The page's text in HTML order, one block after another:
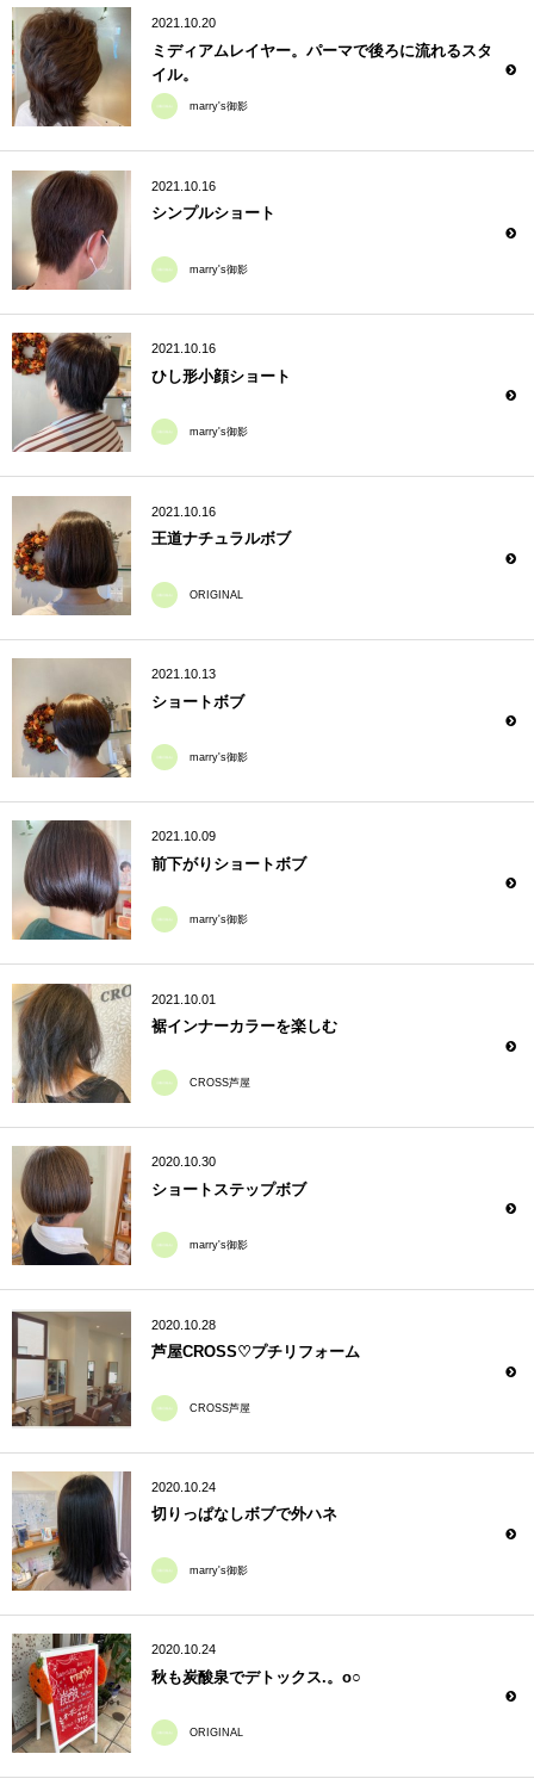
2021.10.20
ミディアムレイヤー。パーマで後ろに流れるスタ
イル。
marry's御影
2021.10.16
シンプルショート
marry's御影
2021.10.16
ひし形小顔ショート
marry's御影
2021.10.16
王道ナチュラルボブ
ORIGINAL
2021.10.13
ショートボブ
marry's御影
2021.10.09
前下がりショートボブ
marry's御影
2021.10.01
裾インナーカラーを楽しむ
CROSS芦屋
2020.10.30
ショートステップボブ
marry's御影
2020.10.28
芦屋CROSS♡プチリフォーム
CROSS芦屋
2020.10.24
切りっぱなしボブで外ハネ
marry's御影
2020.10.24
秋も炭酸泉でデトックス.。o○
ORIGINAL